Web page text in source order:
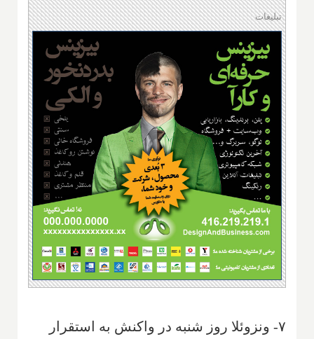
تبلیغات
۷- ونزوئلا روز شنبه در واکنش به استقرار